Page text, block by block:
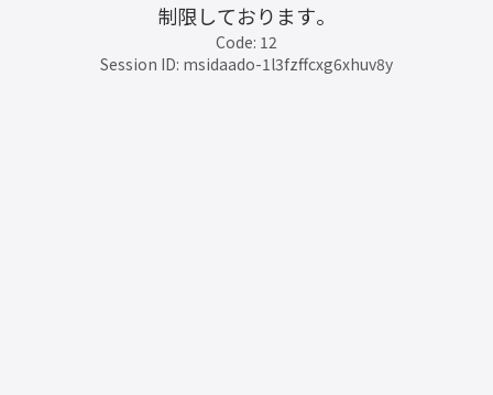
制限しております。
Code: 12
Session ID: msidaado-1l3fzffcxg6xhuv8y